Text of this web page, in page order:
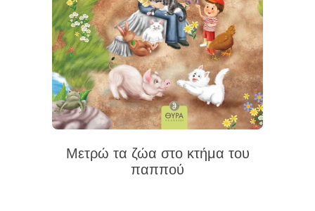
Μετρώ τα ζώα στο κτήμα του
παππού